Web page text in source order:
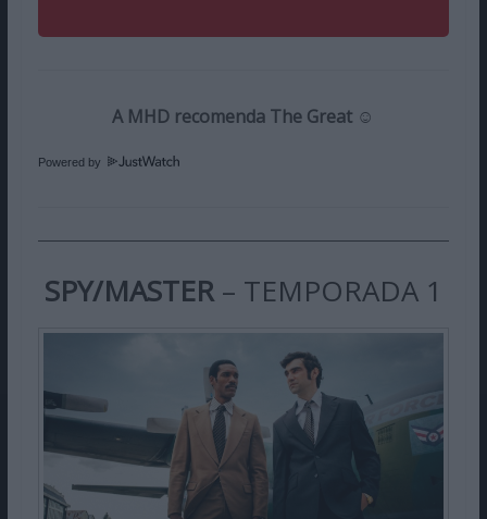
A MHD recomenda The Great ☺️
Powered by
SPY/MASTER– TEMPORADA 1